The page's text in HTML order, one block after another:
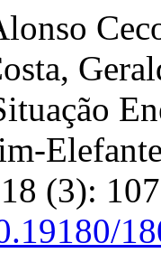
18 (3):